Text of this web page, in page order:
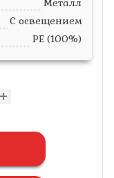
Металл
С освещением
PE (100%)